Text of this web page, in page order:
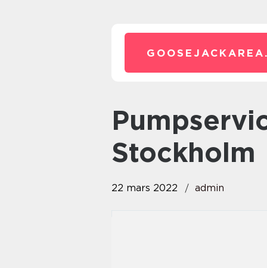
pumpservice – pumpar
Stockholm
22 mars 2022 admin